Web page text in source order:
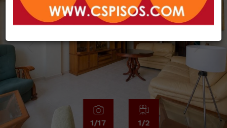
1/17 1/2
Previous Next